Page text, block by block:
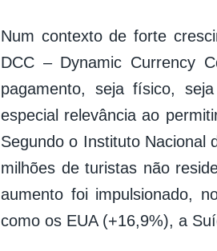
Num contexto de forte
DCC – Dynamic Currency
pagamento, seja físico,
especial relevância ao
Segundo o Instituto Nacional
milhões de turistas não
aumento foi impulsionado,
como os EUA (+16,9%), a